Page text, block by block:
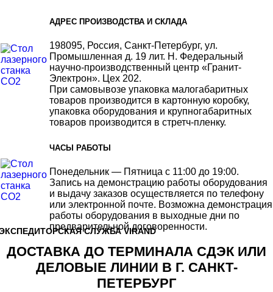
АДРЕС ПРОИЗВОДСТВА И СКЛАДА
198095, Россия, Санкт-Петербург, ул.
Промышленная д. 19 лит. Н. Федеральный
научно-производственный центр «Гранит-
Электрон». Цех 202.
При самовывозе упаковка малогабаритных
товаров производится в картонную коробку,
упаковка оборудования и крупногабаритных
товаров производится в стретч-пленку.
ЧАСЫ РАБОТЫ
Понедельник — Пятница с 11:00 до 19:00.
Запись на демонстрацию работы оборудования
и выдачу заказов осуществляется по телефону
или электронной почте. Возможна демонстрация
работы оборудования в выходные дни по
предварительной договоренности.
СЛУЖБА VIRAND
ДОСТАВКА ДО ТЕРМИНАЛА СДЭК ИЛИ
ДЕЛОВЫЕ ЛИНИИ В Г. САНКТ-
ПЕТЕРБУРГ